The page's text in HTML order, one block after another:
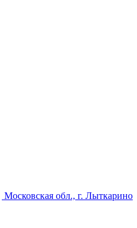
Московская обл., г. Лыткарино